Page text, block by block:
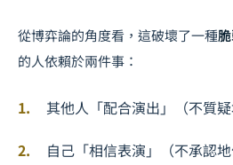
從博弈論的角度看，這破壞了一種
的人依賴於兩件事：
其他人「配合演出」（不質疑
自己「相信表演」（不承認地